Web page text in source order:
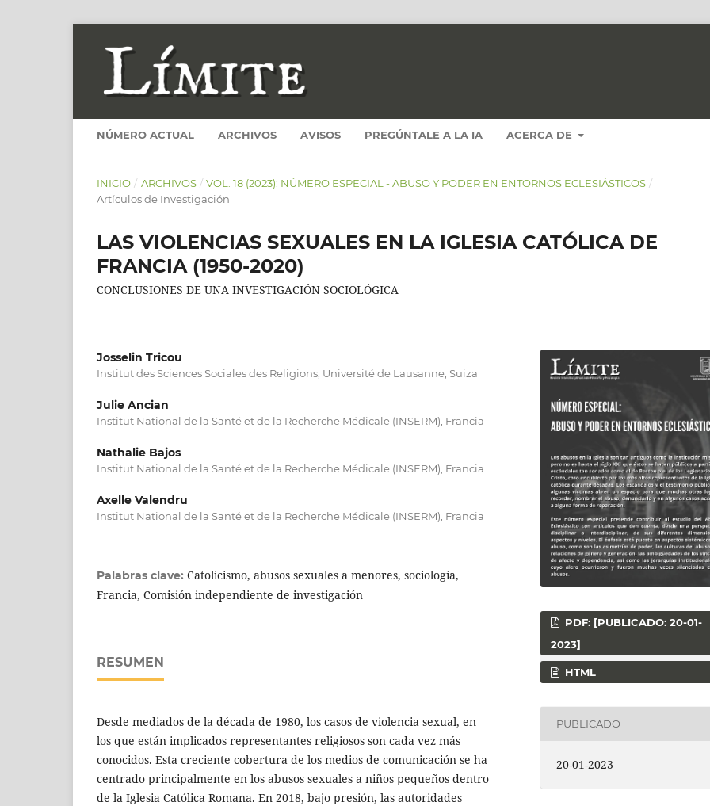
NÚMERO ACTUAL ARCHIVOS AVISOS PREGÚNTALE A LA IA ACERCA DE
INICIO / ARCHIVOS / VOL. 18 (2023): NÚMERO ESPECIAL - ABUSO Y PODER EN ENTORNOS ECLESIÁSTICOS /
Artículos de Investigación
LAS VIOLENCIAS SEXUALES EN LA IGLESIA CATÓLICA DE
FRANCIA (1950-2020)
CONCLUSIONES DE UNA INVESTIGACIÓN SOCIOLÓGICA
Josselin Tricou
Institut des Sciences Sociales des Religions, Université de Lausanne, Suiza
Julie Ancian
Institut National de la Santé et de la Recherche Médicale (INSERM), Francia
Nathalie Bajos
Institut National de la Santé et de la Recherche Médicale (INSERM), Francia
Axelle Valendru
Institut National de la Santé et de la Recherche Médicale (INSERM), Francia
Palabras clave: Catolicismo, abusos sexuales a menores, sociología,
Francia, Comisión independiente de investigación
RESUMEN
Desde mediados de la década de 1980, los casos de violencia sexual, en
los que están implicados representantes religiosos son cada vez más
conocidos. Esta creciente cobertura de los medios de comunicación se ha
centrado principalmente en los abusos sexuales a niños pequeños dentro
de la Iglesia Católica Romana. En 2018, bajo presión, las autoridades
PDF: [PUBLICADO: 20-01-
2023]
HTML
PUBLICADO
20-01-2023